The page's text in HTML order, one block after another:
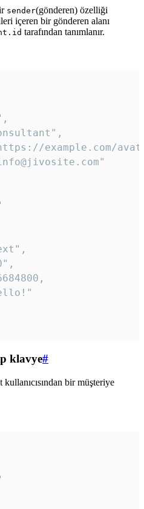
sender(gönderen) özelliği
içeren bir gönderen alanı
tarafından tanımlanır.
klavye#
bir müşteriye